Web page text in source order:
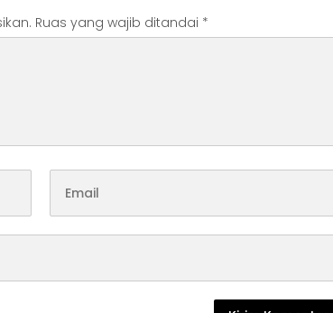
Ruas yang wajib ditandai *